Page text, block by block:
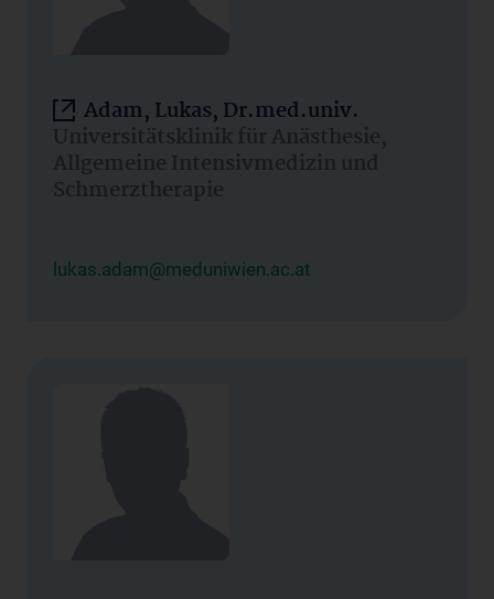
Adam, Lukas, Dr.med.univ.
Universitätsklinik für Anästhesie,
Allgemeine Intensivmedizin und
Schmerztherapie
lukas.adam@meduniwien.ac.at